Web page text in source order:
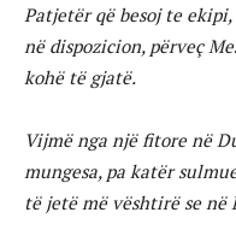
Patjetër që besoj te
në dispozicion, përveç
kohë të gjatë.
Vijmë nga një fitore në
mungesa, pa katër
të jetë më vështirë se në